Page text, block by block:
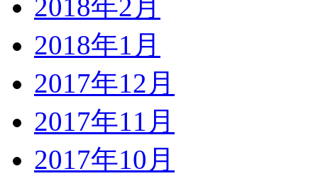
2018年2月
2018年1月
2017年12月
2017年11月
2017年10月